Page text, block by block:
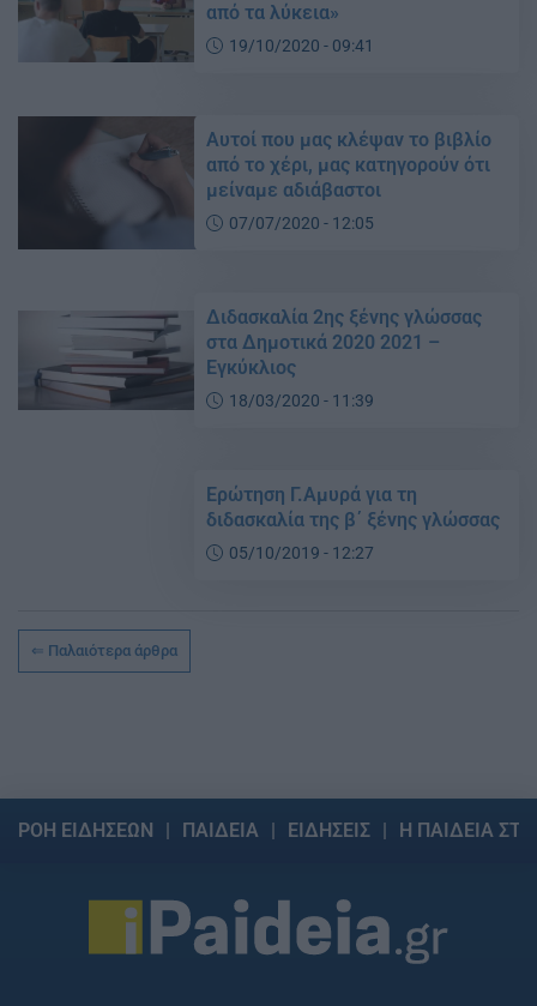
από τα λύκεια»
19/10/2020 - 09:41
Αυτοί που μας κλέψαν το βιβλίο
από το χέρι, μας κατηγορούν ότι
μείναμε αδιάβαστοι
07/07/2020 - 12:05
Διδασκαλία 2ης ξένης γλώσσας
στα Δημοτικά 2020 2021 –
Εγκύκλιος
18/03/2020 - 11:39
Ερώτηση Γ.Αμυρά για τη
διδασκαλία της β΄ ξένης γλώσσας
05/10/2019 - 12:27
Παλαιότερα άρθρα
ΡΟΗ ΕΙΔΗΣΕΩΝ ΠΑΙΔΕΙΑ ΕΙΔΗΣΕΙΣ Η ΠΑΙΔΕΙΑ